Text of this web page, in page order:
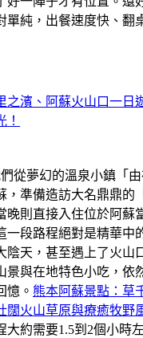
單純，出餐速度快、翻
之濱、阿蘇火山口一日
從夢幻的溫泉小鎮「由
，準備造訪大名鼎鼎的
晚則直接入住位於阿蘇
一段路程絕對是精華中
陰天，甚至遇上了火山
景與在地特色小吃，依
憶。 熊本阿蘇景點：草
闊火山草原與療癒牧野
大約需要1.5到2個小時